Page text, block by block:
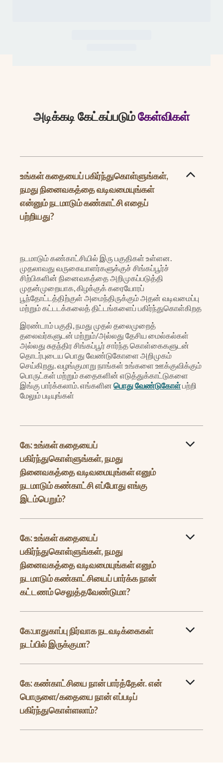
அடிக்கடி கேட்கப்படும்கேள்விகள்
உங்கள் கதையைப் பகிர்ந்துகொள்ளுங்கள்,
நமது நினைவகத்தை வடிவமையுங்கள்
என்னும் நடமாடும் கண்காட்சி எதைப்
பற்றியது?
நடமாடும் கண்காட்சியில் இரு பகுதிகள் உள்ளன.
முதலாவது வருகையாளர்களுக்குச் சிங்கப்பூர்ச்
சிற்பிகளின் நினைவகத்தை அறிமுகப்படுத்தி
முதன்முறையாக, கிழக்குக் கரையோரப்
பூந்தோட்டத்திற்குள் அமைந்திருக்கும் அதன் வடிவமைப்பு
மற்றும் கட்டடக்கலைத் திட்டங்களைப் பகிர்ந்துகொள்கிறத
இரண்டாம் பகுதி, நமது முதல் தலைமுறைத்
தலைவர்களுடன் மற்றும்/அல்லது தேசிய மைல்கல்கள்
அல்லது சுதந்திர சிங்கப்பூர் சார்ந்த கொள்கைகளுடன்
தொடர்புடைய பொது வேண்டுகோளை அறிமுகம்
செய்கிறது. வழங்குமாறு நாங்கள் உங்களை ஊக்குவிக்கும்
பொருட்கள் மற்றும் கதைகளின் எடுத்துக்காட்டுகளை
இங்கு பார்க்கலாம். எங்களின பொது வேண்டுகோள்பற்றி
மேலும் படியுங்கள்
கே: உங்கள் கதையைப்
பகிர்ந்துகொள்ளுங்கள், நமது
நினைவகத்தை வடிவமையுங்கள் எனும்
நடமாடும் கண்காட்சி எப்போது எங்கு
இடம்பெறும்?
கே: உங்கள் கதையைப்
பகிர்ந்துகொள்ளுங்கள், நமது
நினைவகத்தை வடிவமையுங்கள் எனும்
நடமாடும் கண்காட்சியைப் பார்க்க நான்
கட்டணம் செலுத்தவேண்டுமா?
கே:பாதுகாப்பு நிர்வாக நடவடிக்கைகள்
நடப்பில் இருக்குமா?
கே: கண்காட்சியை நான் பார்த்தேன். என்
பொருளை/கதையை நான் எப்படிப்
பகிர்ந்துகொள்ளலாம்?